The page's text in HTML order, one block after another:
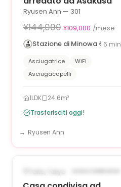
Ryusen Ann — 301
¥144,000 ¥109,000 /mese
Stazione di Minowa
6 min
Asciugatrice
WiFi
Asciugacapelli
1LDK
24.6m²
Trasferisciti oggi!
Ryusen Ann
DISPONIBILE DAL AUG 30, 2026
Taito, Tokyo